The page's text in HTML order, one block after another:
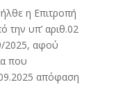
η Επιτροπή
την υπ’ αριθ.02
2025, αφού
που
απόφαση